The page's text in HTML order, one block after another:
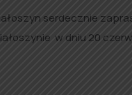
serdecznie
w dniu 20